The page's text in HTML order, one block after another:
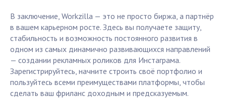
В заключение, Workzilla — это не просто биржа, а партнёр
в вашем карьерном росте. Здесь вы получаете защиту,
стабильность и возможность постоянного развития в
одном из самых динамично развивающихся направлений
— создании рекламных роликов для Инстаграма.
Зарегистрируйтесь, начните строить своё портфолио и
пользуйтесь всеми преимуществами платформы, чтобы
сделать ваш фриланс доходным и предсказуемым.